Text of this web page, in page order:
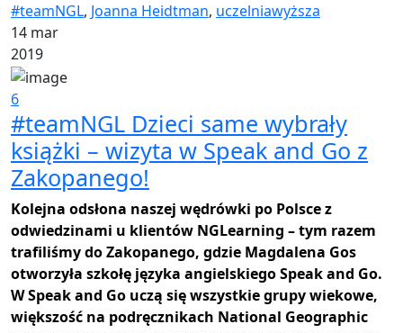
#teamNGL, Joanna Heidtman, uczelniawyższa
14 mar
2019
6
#teamNGL Dzieci same wybrały
książki – wizyta w Speak and Go z
Zakopanego!
Kolejna odsłona naszej wędrówki po Polsce z
odwiedzinami u klientów NGLearning – tym razem
trafiliśmy do Zakopanego, gdzie Magdalena Gos
otworzyła szkołę języka angielskiego Speak and Go.
W Speak and Go uczą się wszystkie grupy wiekowe,
większość na podręcznikach National Geographic